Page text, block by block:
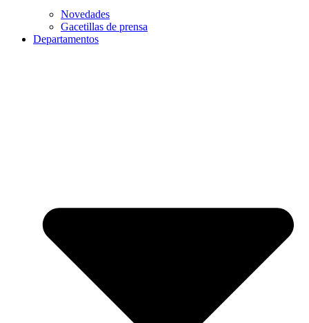
Novedades
Gacetillas de prensa
Departamentos